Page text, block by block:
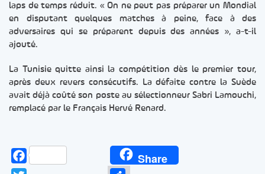
laps de temps réduit. « On ne peut pas préparer un Mondial
en disputant quelques matches à peine, face à des
adversaires qui se préparent depuis des années », a-t-il
ajouté.
La Tunisie quitte ainsi la compétition dès le premier tour,
après deux revers consécutifs. La défaite contre la Suède
avait déjà coûté son poste au sélectionneur Sabri Lamouchi,
remplacé par le Français Hervé Renard.
Facebook Share